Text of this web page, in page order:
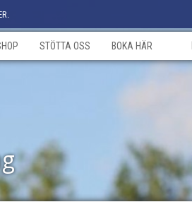
STÖTTA OSS BOKA HÄR